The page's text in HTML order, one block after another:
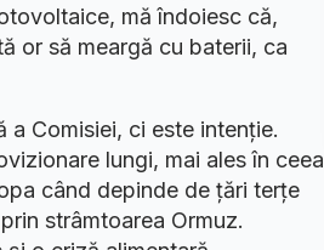
mă îndoiesc că,
or să meargă cu baterii, ca
a Comisiei, ci este intenție.
lungi, mai ales în ceea
când depinde de țări terțe
strâmtoarea Ormuz.